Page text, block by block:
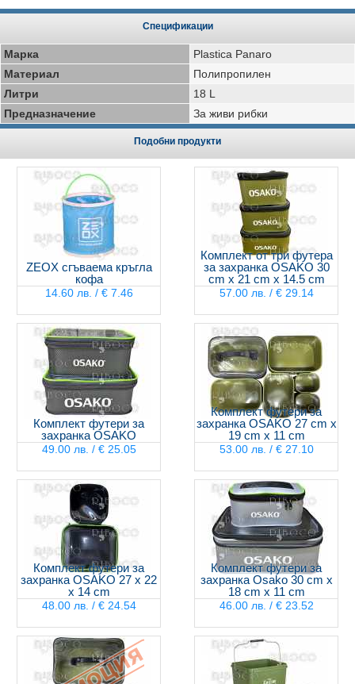
Спецификации
Марка
Plastica Panaro
Материал
Полипропилен
Литри
18 L
Предназначение
За живи рибки
Подобни продукти
ZEOX сгъваема кръгла
кофа
14.60 лв. / € 7.46
Комплект от три футера
за захранка OSAKO 30
cm x 21 cm x 14.5 cm
57.00 лв. / € 29.14
Комплект футери за
захранка OSAKO
49.00 лв. / € 25.05
Комплект футери за
захранка OSAKO 27 cm x
19 cm x 11 cm
53.00 лв. / € 27.10
Комплект футери за
захранка OSAKO 27 x 22
x 14 cm
48.00 лв. / € 24.54
Комплект футери за
захранка Osako 30 cm x
18 cm x 11 cm
46.00 лв. / € 23.52